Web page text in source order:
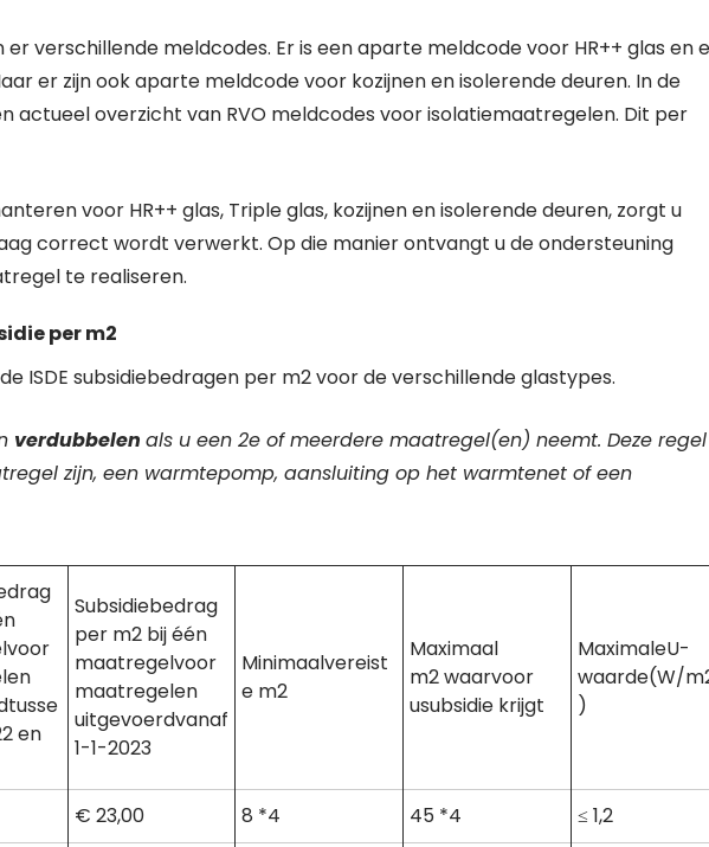
verschillende meldcodes. Er is een aparte meldcode voor HR++ glas en
er zijn ook aparte meldcode voor kozijnen en isolerende deuren. In de
actueel overzicht van RVO meldcodes voor isolatiemaatregelen. Dit per
voor HR++ glas, Triple glas, kozijnen en isolerende deuren, zorgt u
correct wordt verwerkt. Op die manier ontvangt u de ondersteuning
te realiseren.
per m2
ISDE subsidiebedragen per m2 voor de verschillende glastypes.
verdubbelen als u een 2e of meerdere maatregel(en) neemt. Deze regel
zijn, een warmtepomp, aansluiting op het warmtenet of een
en
Subsidiebedrag
per m2 bij één
maatregelvoor
maatregelen
uitgevoerdvanaf
1-1-2023
Minimaalvereist
e m2
Maximaal
m2 waarvoor
usubsidie krijgt
MaximaleU-
waarde(W/
)
€ 23,00 8 *4 45 *4
≤ 1,2